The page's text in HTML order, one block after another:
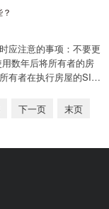
意以下事实...
应注意的事项：不要更
数年后将所有者的房
有者在执行房屋的SI设
些过时了。 ...
下一页 末页